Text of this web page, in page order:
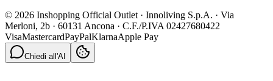
© 2026 Inshopping Official Outlet · Innoliving S.p.A. · Via
Merloni, 2b · 60131 Ancona · C.F./P.IVA 02427680422
VisaMastercardPayPalKlarnaApple Pay
Chiedi all'AI